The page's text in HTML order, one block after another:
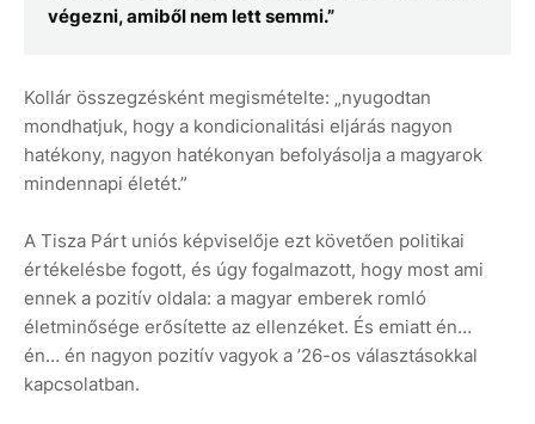
végezni, amiből nem lett semmi.”
Kollár összegzésként megismételte: „nyugodtan
mondhatjuk, hogy a kondicionalitási eljárás nagyon
hatékony, nagyon hatékonyan befolyásolja a magyarok
mindennapi életét.”
A Tisza Párt uniós képviselője ezt követően politikai
értékelésbe fogott, és úgy fogalmazott, hogy most ami
ennek a pozitív oldala: a magyar emberek romló
életminősége erősítette az ellenzéket. És emiatt én…
én… én nagyon pozitív vagyok a ’26-os választásokkal
kapcsolatban.